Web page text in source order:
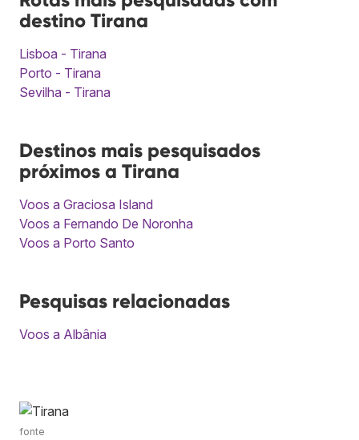
destino Tirana
Lisboa - Tirana
Porto - Tirana
Sevilha - Tirana
Destinos mais pesquisados
próximos a Tirana
Voos a Graciosa Island
Voos a Fernando De Noronha
Voos a Porto Santo
Pesquisas relacionadas
Voos a Albânia
fonte